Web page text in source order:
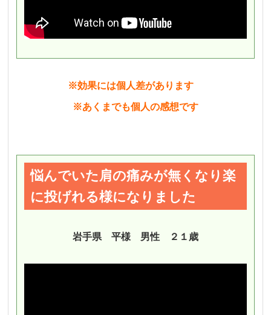
※効果には個人差があります
※あくまでも個人の感想です
悩んでいた肩の痛みが無くなり楽
に投げれる様になりました
岩手県 平様 男性 ２１歳